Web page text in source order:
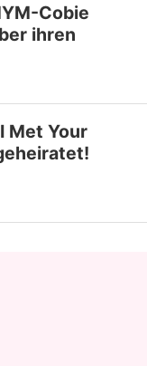
Cobie
ihren
Met Your